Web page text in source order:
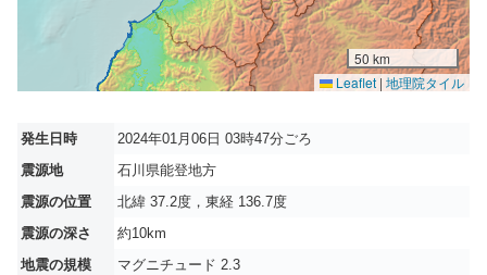
50 km
Leaflet | 地理院タイル
発生日時
2024年01月06日 03時47分ごろ
震源地
石川県能登地方
震源の位置
北緯 37.2度，東経 136.7度
震源の深さ
約10km
地震の規模
マグニチュード 2.3